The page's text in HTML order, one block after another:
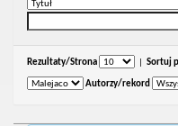
Rezultaty/Strona Sortuj
Autorzy/rekord